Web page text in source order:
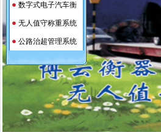
数字式电子汽车衡
无人值守称重系统
公路治超管理系统